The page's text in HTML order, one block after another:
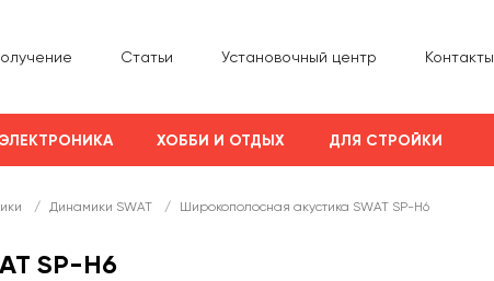
Статьи Установочный центр Контакты
ХОББИ И ОТДЫХ ДЛЯ СТРОЙКИ
/ Динамики SWAT / Широкополосная акустика SWAT SP-H6
SP-H6